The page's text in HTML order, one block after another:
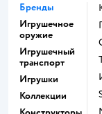
Бренды
Игрушечное
оружие
Игрушечный
транспорт
Игрушки
Коллекции